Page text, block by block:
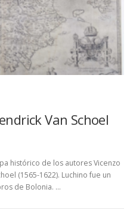
Van Schoel
histórico de los autores Vicenzo
(1565-1622). Luchino fue un
de Bolonia. …